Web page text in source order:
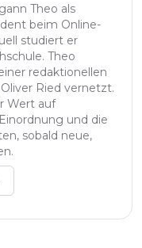
Theo als
beim Online-
studiert er
Theo
redaktionellen
Ried vernetzt.
Wert auf
und die
sobald neue,